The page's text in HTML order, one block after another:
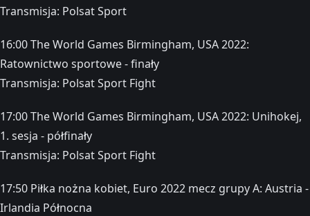
Transmisja: Polsat Sport
16:00 The World Games Birmingham, USA 2022:
Ratownictwo sportowe - finały
Transmisja: Polsat Sport Fight
17:00 The World Games Birmingham, USA 2022: Unihokej,
1. sesja - półfinały
Transmisja: Polsat Sport Fight
17:50 Piłka nożna kobiet, Euro 2022 mecz grupy A: Austria -
Irlandia Północna